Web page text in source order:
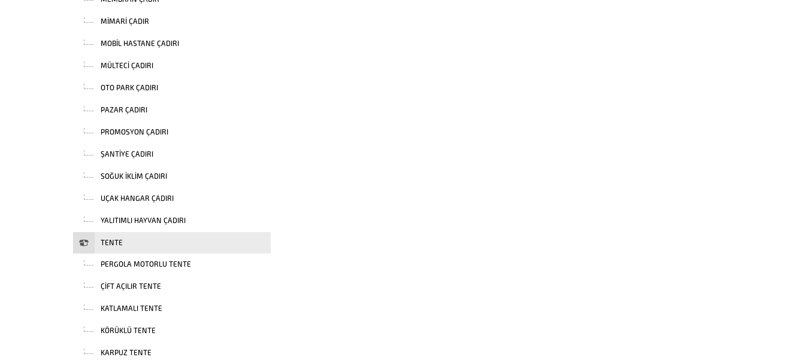
MIMARI ÇADIR
MOBIL HASTANE ÇADIRI
MÜLTECI ÇADIRI
OTO PARK ÇADIRI
PAZAR ÇADIRI
PROMOSYON ÇADIRI
ŞANTIYE ÇADIRI
SOĞUK İKLIM ÇADIRI
UÇAK HANGAR ÇADIRI
YALITIMLI HAYVAN ÇADIRI
TENTE
PERGOLA MOTORLU TENTE
ÇIFT AÇILIR TENTE
KATLAMALI TENTE
KÖRÜKLÜ TENTE
KARPUZ TENTE